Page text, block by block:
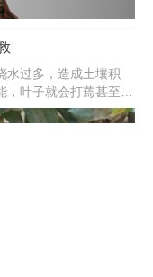
水过多，造成土壤积
，叶子就会打蔫甚至掉
会掉叶子。第三就是通
第四就是空气干燥，杜